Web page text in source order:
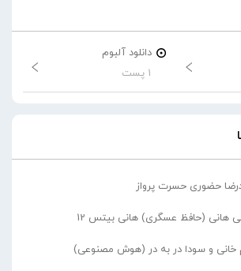
دانلود آلبوم
1 پست
حضورى حسرت پرواز
هانی (حافظ عسگری) هانی بیتس 12
خانی و سودا در به در (هوش مصنوعی)